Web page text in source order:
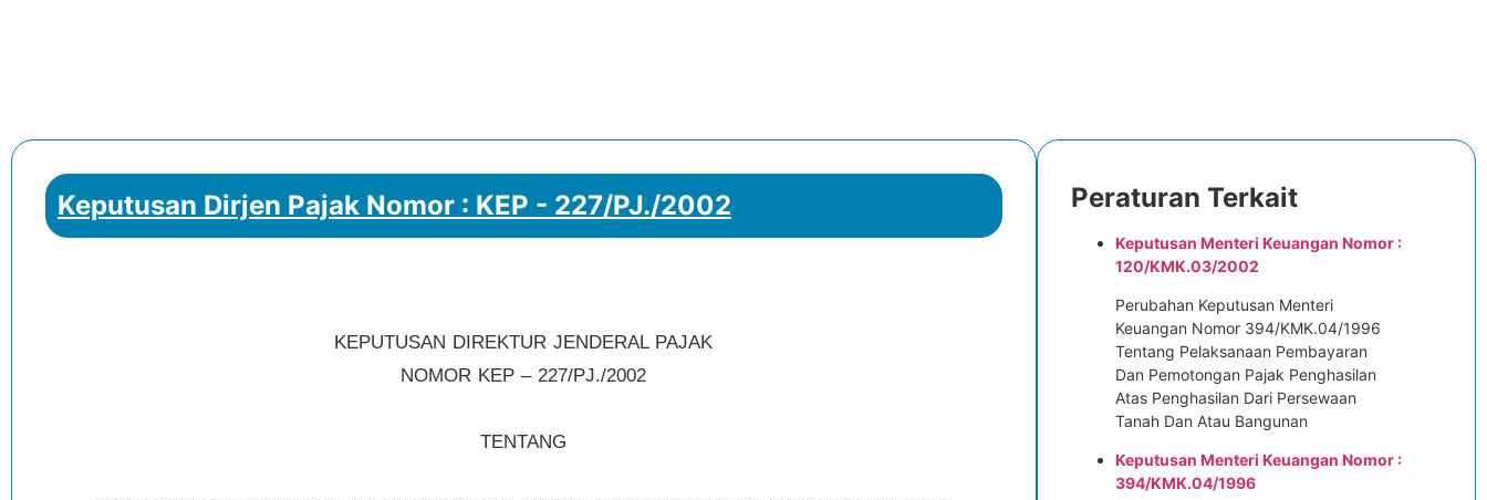
Keputusan Dirjen Pajak Nomor : KEP - 227/PJ./2002
KEPUTUSAN DIREKTUR JENDERAL PAJAK
NOMOR KEP – 227/PJ./2002
TENTANG
Peraturan Terkait
Keputusan Menteri Keuangan Nomor :
120/KMK.03/2002
Perubahan Keputusan Menteri
Keuangan Nomor 394/KMK.04/1996
Tentang Pelaksanaan Pembayaran
Dan Pemotongan Pajak Penghasilan
Atas Penghasilan Dari Persewaan
Tanah Dan Atau Bangunan
Keputusan Menteri Keuangan Nomor :
394/KMK.04/1996